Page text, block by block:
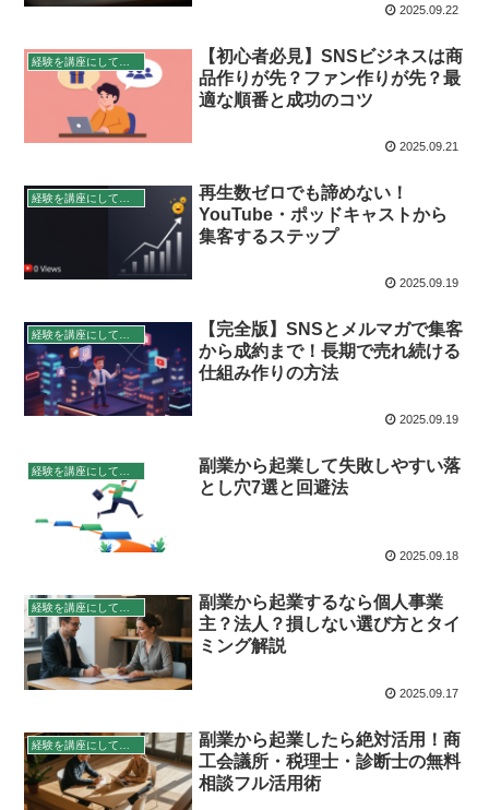
2025.09.22
【初心者必見】SNSビジネスは商
品作りが先？ファン作りが先？最
適な順番と成功のコツ
2025.09.21
再生数ゼロでも諦めない！
YouTube・ポッドキャストから
集客するステップ
2025.09.19
【完全版】SNSとメルマガで集客
から成約まで！長期で売れ続ける
仕組み作りの方法
2025.09.19
副業から起業して失敗しやすい落
とし穴7選と回避法
2025.09.18
経験を講座にして稼ぐ
副業から起業するなら個人事業
主？法人？損しない選び方とタイ
ミング解説
2025.09.17
副業から起業したら絶対活用！商
工会議所・税理士・診断士の無料
相談フル活用術